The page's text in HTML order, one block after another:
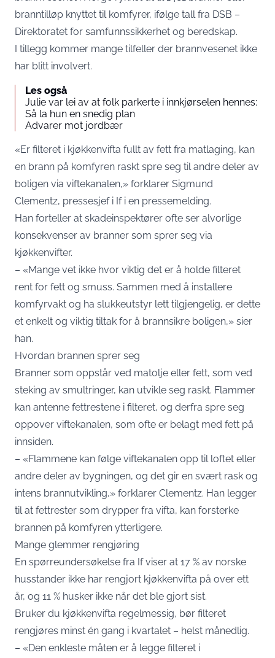
branntilløp knyttet til komfyrer, ifølge tall fra DSB –
Direktoratet for samfunnssikkerhet og beredskap.
I tillegg kommer mange tilfeller der brannvesenet ikke
har blitt involvert.
Les også
Julie var lei av at folk parkerte i innkjørselen hennes:
Så la hun en snedig plan
Advarer mot jordbær
«Er filteret i kjøkkenvifta fullt av fett fra matlaging, kan
en brann på komfyren raskt spre seg til andre deler av
boligen via viftekanalen,» forklarer Sigmund
Clementz, pressesjef i If i en pressemelding.
Han forteller at skadeinspektører ofte ser alvorlige
konsekvenser av branner som sprer seg via
kjøkkenvifter.
– «Mange vet ikke hvor viktig det er å holde filteret
rent for fett og smuss. Sammen med å installere
komfyrvakt og ha slukkeutstyr lett tilgjengelig, er dette
et enkelt og viktig tiltak for å brannsikre boligen,» sier
han.
Hvordan brannen sprer seg
Branner som oppstår ved matolje eller fett, som ved
steking av smultringer, kan utvikle seg raskt. Flammer
kan antenne fettrestene i filteret, og derfra spre seg
oppover viftekanalen, som ofte er belagt med fett på
innsiden.
– «Flammene kan følge viftekanalen opp til loftet eller
andre deler av bygningen, og det gir en svært rask og
intens brannutvikling,» forklarer Clementz. Han legger
til at fettrester som drypper fra vifta, kan forsterke
brannen på komfyren ytterligere.
Mange glemmer rengjøring
En spørreundersøkelse fra If viser at 17 % av norske
husstander ikke har rengjort kjøkkenvifta på over ett
år, og 11 % husker ikke når det ble gjort sist.
Bruker du kjøkkenvifta regelmessig, bør filteret
rengjøres minst én gang i kvartalet – helst månedlig.
– «Den enkleste måten er å legge filteret i